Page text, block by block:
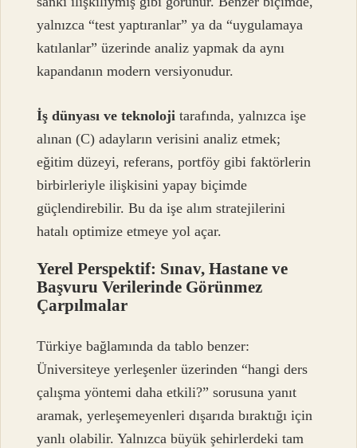
yalnızca “test yaptıranlar” ya da “uygulamaya
katılanlar” üzerinde analiz yapmak da aynı
kapandanın modern versiyonudur.
İş dünyası ve teknoloji tarafında, yalnızca işe
alınan (C) adayların verisini analiz etmek;
eğitim düzeyi, referans, portföy gibi faktörlerin
birbirleriyle ilişkisini yapay biçimde
güçlendirebilir. Bu da işe alım stratejilerini
hatalı optimize etmeye yol açar.
Yerel Perspektif: Sınav, Hastane ve
Başvuru Verilerinde Görünmez
Çarpılmalar
Türkiye bağlamında da tablo benzer:
Üniversiteye yerleşenler üzerinden “hangi ders
çalışma yöntemi daha etkili?” sorusuna yanıt
aramak, yerleşemeyenleri dışarıda bıraktığı için
yanlı olabilir. Yalnızca büyük şehirlerdeki tam